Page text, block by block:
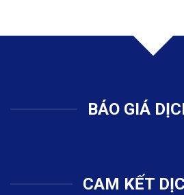
BÁO GIÁ
CAM KẾT